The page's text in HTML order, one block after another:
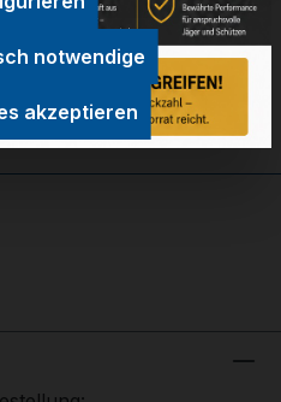
notwendige
akzeptieren